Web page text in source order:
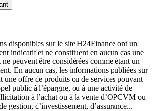
disponibles sur le site H24Finance ont un
indicatif et ne constituent en aucun cas une
peuvent être considérées comme étant un
En aucun cas, les informations publiées sur
une offre de produits ou de services pouvant
public à l’épargne, ou à une activité de
à l’achat ou à la vente d’OPCVM ou
gestion, d’investissement, d’assurance...